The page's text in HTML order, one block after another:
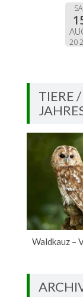
SA.
TIERE
Waldkauz –